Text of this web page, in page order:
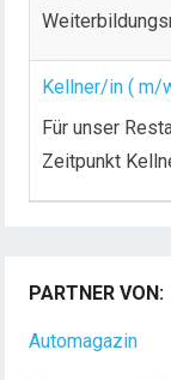
Kellner/in ( m/
Für unser
Zeitpunkt
PARTNER VON:
Automagazin